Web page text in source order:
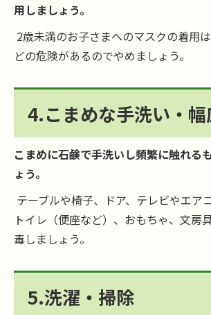
用しましょう。
2歳未満のお子さまへのマスクの着用
どの危険があるのでやめましょう。
4.こまめな手洗い・
こまめに石鹸で手洗いし頻繁に触れる
ょう。
テーブルや椅子、ドア、テレビやエア
トイレ（便座など）、おもちゃ、文房
毒しましょう。
5.洗濯・掃除